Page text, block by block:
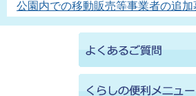
公園内での移動販売等事業者の追